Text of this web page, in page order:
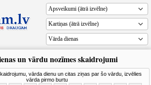
Vārda dienas
un vārdu nozīmes skaidrojumi
vārda dienu un citas ziņas par šo vārdu, izvēlies
vārda pirmo burtu